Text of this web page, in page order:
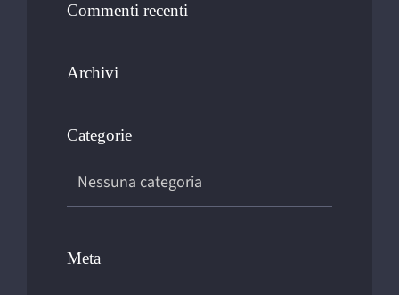
Commenti recenti
Archivi
Categorie
Nessuna categoria
Meta